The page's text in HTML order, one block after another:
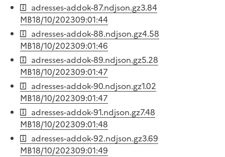
adresses-addok-87.ndjson.gz3.84
MB18/10/202309:01:44
adresses-addok-88.ndjson.gz4.58
MB18/10/202309:01:46
adresses-addok-89.ndjson.gz5.28
MB18/10/202309:01:47
adresses-addok-90.ndjson.gz1.02
MB18/10/202309:01:47
adresses-addok-91.ndjson.gz7.48
MB18/10/202309:01:48
adresses-addok-92.ndjson.gz3.69
MB18/10/202309:01:49